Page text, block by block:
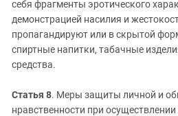
себя фрагменты эротического
демонстрацией насилия и
пропагандируют или в скрытой
спиртные напитки, табачные
средства.
Статья 8. Меры защиты личной и
нравственности при